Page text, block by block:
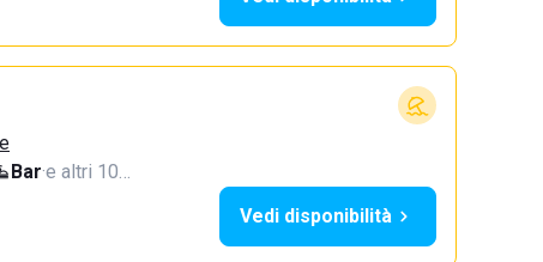
Bar·e altri 10…
Vedi disponibilità